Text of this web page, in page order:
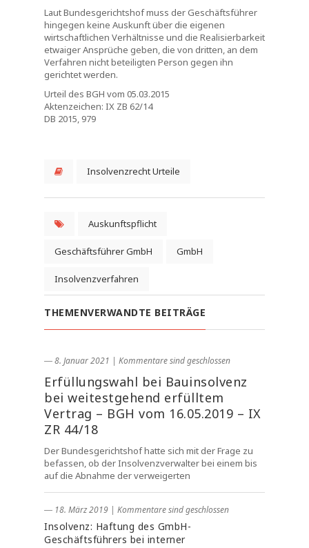
Laut Bundesgerichtshof muss der Geschäftsführer
hingegen keine Auskunft über die eigenen
wirtschaftlichen Verhältnisse und die Realisierbarkeit
etwaiger Ansprüche geben, die von dritten, an dem
Verfahren nicht beteiligten Person gegen ihn
gerichtet werden.
Urteil des BGH vom 05.03.2015
Aktenzeichen: IX ZB 62/14
DB 2015, 979
Insolvenzrecht Urteile
Auskunftspflicht
Geschäftsführer GmbH GmbH
Insolvenzverfahren
THEMENVERWANDTE BEITRÄGE
― 8. Januar 2021 | Kommentare sind geschlossen
Erfüllungswahl bei Bauinsolvenz
bei weitestgehend erfülltem
Vertrag – BGH vom 16.05.2019 – IX
ZR 44/18
Der Bundesgerichtshof hatte sich mit der Frage zu
befassen, ob der Insolvenzverwalter bei einem bis
auf die Abnahme der verweigerten
― 18. März 2019 | Kommentare sind geschlossen
Insolvenz: Haftung des GmbH-
Geschäftsführers bei interner